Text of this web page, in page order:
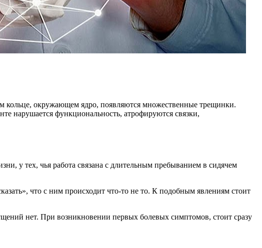
кольце, окружающем ядро, появляются множественные трещинки.
нарушается функциональность, атрофируются связки,
у тех, чья работа связана с длительным пребыванием в сидячем
что с ним происходит что-то не то. К подобным явлениям стоит
нет. При возникновении первых болевых симптомов, стоит сразу